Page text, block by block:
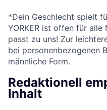
*Dein Geschlecht spielt
YORKER ist offen für alle
passt zu uns! Zur
bei personenbezogenen
männliche Form.
Redaktionell
Inhalt